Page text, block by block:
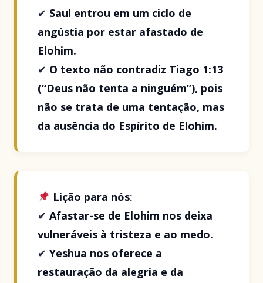
✔ Saul entrou em um ciclo de
angústia por estar afastado de
Elohim.
✔ O texto não contradiz Tiago 1:13
(“Deus não tenta a ninguém”), pois
não se trata de uma tentação, mas
da ausência do Espírito de Elohim.
Lição para nós:
✔Afastar-se de Elohim nos deixa
vulneráveis à tristeza e ao medo.
✔Yeshua nos oferece a
restauração da alegria e da